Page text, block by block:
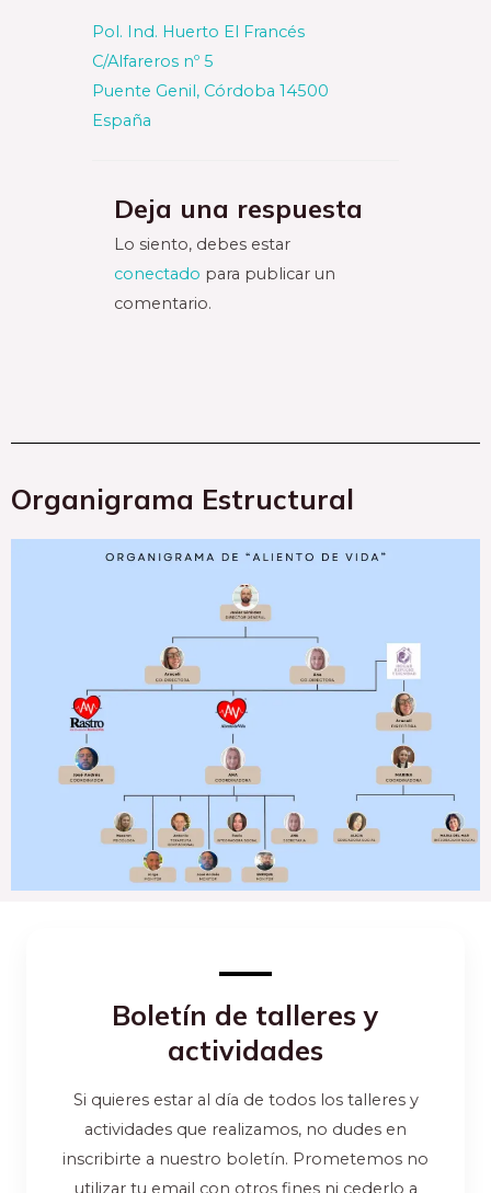
Pol. Ind. Huerto El Francés
C/Alfareros nº 5
Puente Genil , Córdoba 14500
España
Deja una respuesta
Lo siento, debes estar
conectado para publicar un
comentario.
Organigrama Estructural
Boletín de talleres y
actividades
Si quieres estar al día de todos los talleres y
actividades que realizamos, no dudes en
inscribirte a nuestro boletín. Prometemos no
utilizar tu email con otros fines ni cederlo a